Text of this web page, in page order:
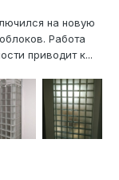
на новую
Работа
приводит к...